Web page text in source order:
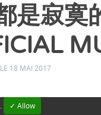
是寂寞
LE 18 MAI 2017
✓ Allow